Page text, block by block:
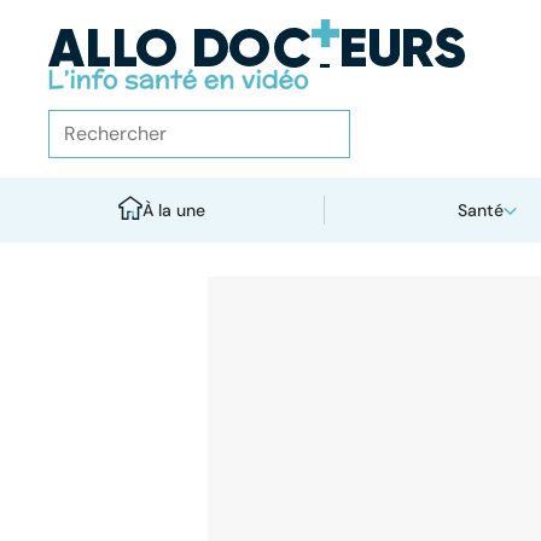
À la une Santé